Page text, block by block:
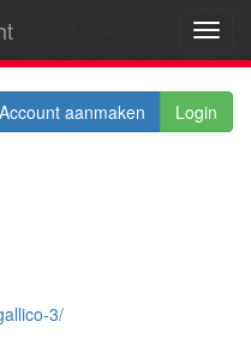
Account aanmaken Login
3/